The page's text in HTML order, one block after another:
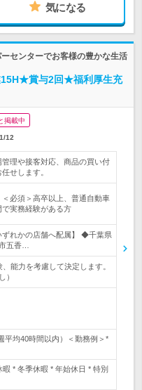
気になる
センターでお客様の豊かな生活
賞与2回★福利厚生充
掲載中
12
理や接客対応、商品の買い付
せします。
必須＞高卒以上、普通自動車
実務経験がある方
ずれかの店舗へ配属】 ◆千葉県
五香…
能力を考慮して決定します。
）
平均40時間以内）＜勤務例＞*
* 冬季休暇 * 年始休日 * 特別